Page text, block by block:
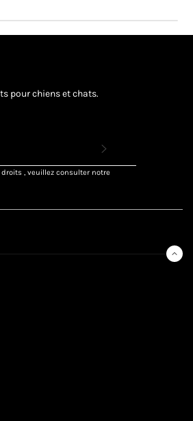
pour chiens et chats.
, veuillez consulter notre